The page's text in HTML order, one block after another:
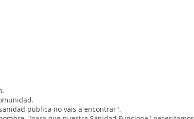
publica no vais a encontrar".